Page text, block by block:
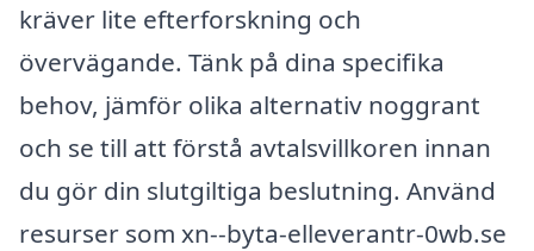
kräver lite efterforskning och
övervägande. Tänk på dina specifika
behov, jämför olika alternativ noggrant
och se till att förstå avtalsvillkoren innan
du gör din slutgiltiga beslutning. Använd
resurser som xn--byta-elleverantr-0wb.se